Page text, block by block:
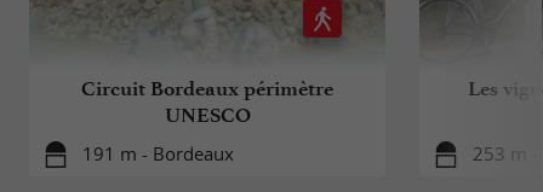
Circuit Bordeaux périmètre
UNESCO
191 m - Bordeaux
Les
253 m -